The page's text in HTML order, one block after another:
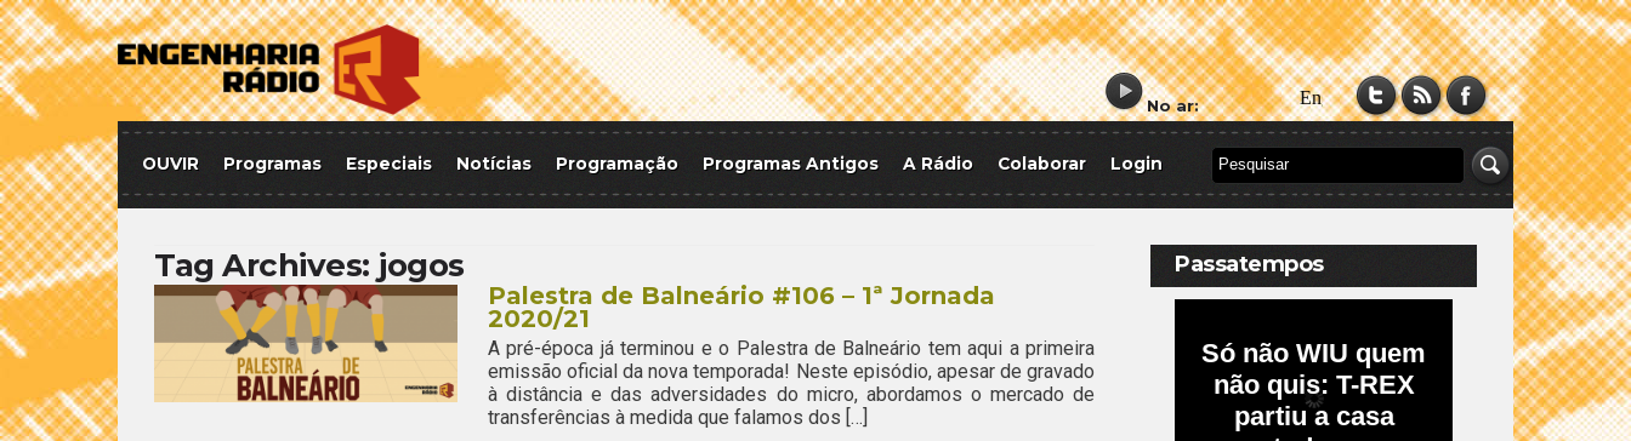
No ar:
OUVIR Programas Especiais Notícias Programação Programas Antigos A Rádio Colaborar Login
Tag Archives: jogos
Palestra de Balneário #106 – 1ª Jornada
2020/21
A pré-época já terminou e o Palestra de Balneário tem aqui a primeira
emissão oficial da nova temporada! Neste episódio, apesar de gravado
à distância e das adversidades do micro, abordamos o mercado de
transferências à medida que falamos dos […]
Passatempos